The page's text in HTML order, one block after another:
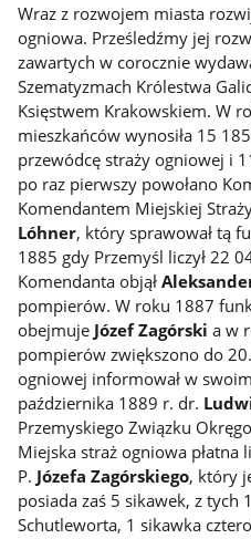
Wraz z rozwojem miasta
ogniowa. Prześledźmy jej
zawartych w corocznie
Szematyzmach Królestwa
Księstwem Krakowskiem. W
mieszkańców wynosiła 15
przewódcę straży ogniowej i
po raz pierwszy powołano
Komendantem Miejskiej
Lóhner, który sprawował tą
1885 gdy Przemyśl liczył 22
Komendanta objął
pompierów. W roku 1887
obejmuje Józef Zagórski a w
pompierów zwiększono do
ogniowej informował w
października 1889 r. dr.
Przemyskiego Związku
Miejska straż ogniowa
P. Józefa Zagórskiego, który
posiada zaś 5 sikawek, z tych
Schutleworta, 1 sikawka